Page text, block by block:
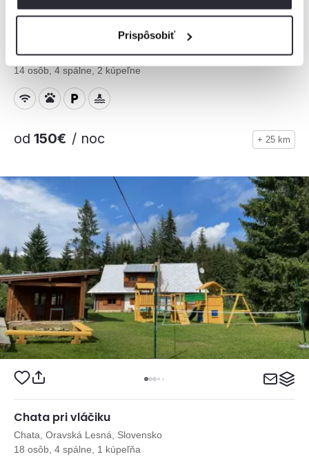
Prispôsobiť
Chata, Korňa, Slovensko
14 osôb, 4 spálne, 2 kúpeľne
od 150€ / noc + 25 km
Chata pri vláčiku
Chata, Oravská Lesná, Slovensko
18 osôb, 4 spálne, 1 kúpeľňa